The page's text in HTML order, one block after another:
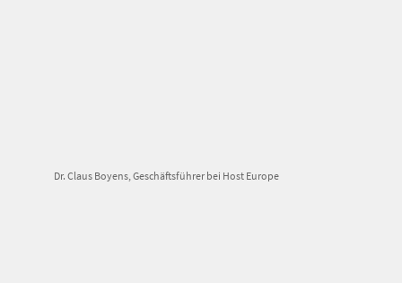
Dr. Claus Boyens, Geschäftsführer bei Host Europe